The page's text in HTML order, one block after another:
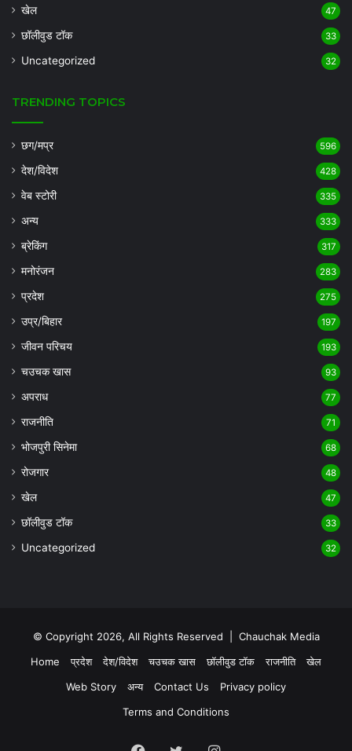
खेल 47
छॉलीवुड टॉक 33
Uncategorized 32
TRENDING TOPICS
छग/मप्र 596
देश/विदेश 428
वेब स्टोरी 335
अन्य 333
ब्रेकिंग 317
मनोरंजन 283
प्रदेश 275
उप्र/बिहार 197
जीवन परिचय 193
चउचक खास 93
अपराध 77
राजनीति 71
भोजपुरी सिनेमा 68
रोजगार 48
खेल 47
छॉलीवुड टॉक 33
Uncategorized 32
© Copyright 2026, All Rights Reserved | Chauchak Media
Home
प्रदेश देश/विदेश चउचक खास छॉलीवुड टॉक राजनीति
खेल
Web Story
अन्य Contact Us
Privacy policy
Terms and Conditions